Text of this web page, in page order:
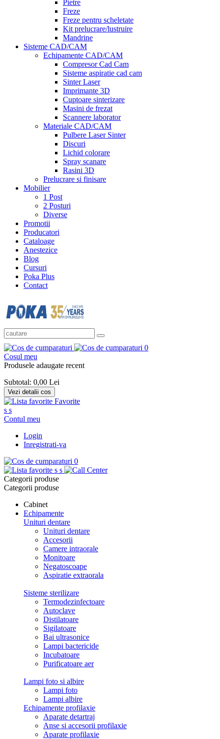
Pietre
Freze
Freze pentru scheletate
Kit prelucrare/lustruire
Mandrine
Sisteme CAD/CAM
Echipamente CAD/CAM
Compresor Cad Cam
Sisteme aspiratie cad cam
Sinter Laser
Imprimante 3D
Cuptoare sinterizare
Masini de frezat
Scannere laborator
Materiale CAD/CAM
Pulbere Laser Sinter
Discuri
Lichid colorare
Spray scanare
Rasini 3D
Prelucrare si finisare
Mobilier
1 Post
2 Posturi
Diverse
Promotii
Producatori
Cataloage
Anestezice
Blog
Cursuri
Poka Plus
Contact
0
Cosul meu
Produsele adaugate recent
Subtotal: 0,00 Lei
Vezi detalii cos
Favorite
s s
Contul meu
Login
Inregistrati-va
0
s s
Categorii produse
Categorii produse
Cabinet
Echipamente
Unituri dentare
Unituri dentare
Accesorii
Camere intraorale
Monitoare
Negatoscoape
Aspiratie extraorala
Sisteme sterilizare
Termodezinfectoare
Autoclave
Distilatoare
Sigilatoare
Bai ultrasonice
Lampi bactericide
Incubatoare
Purificatoare aer
Lampi foto si albire
Lampi foto
Lampi albire
Echipamente profilaxie
Aparate detartraj
Anse si accesorii profilaxie
Aparate profilaxie